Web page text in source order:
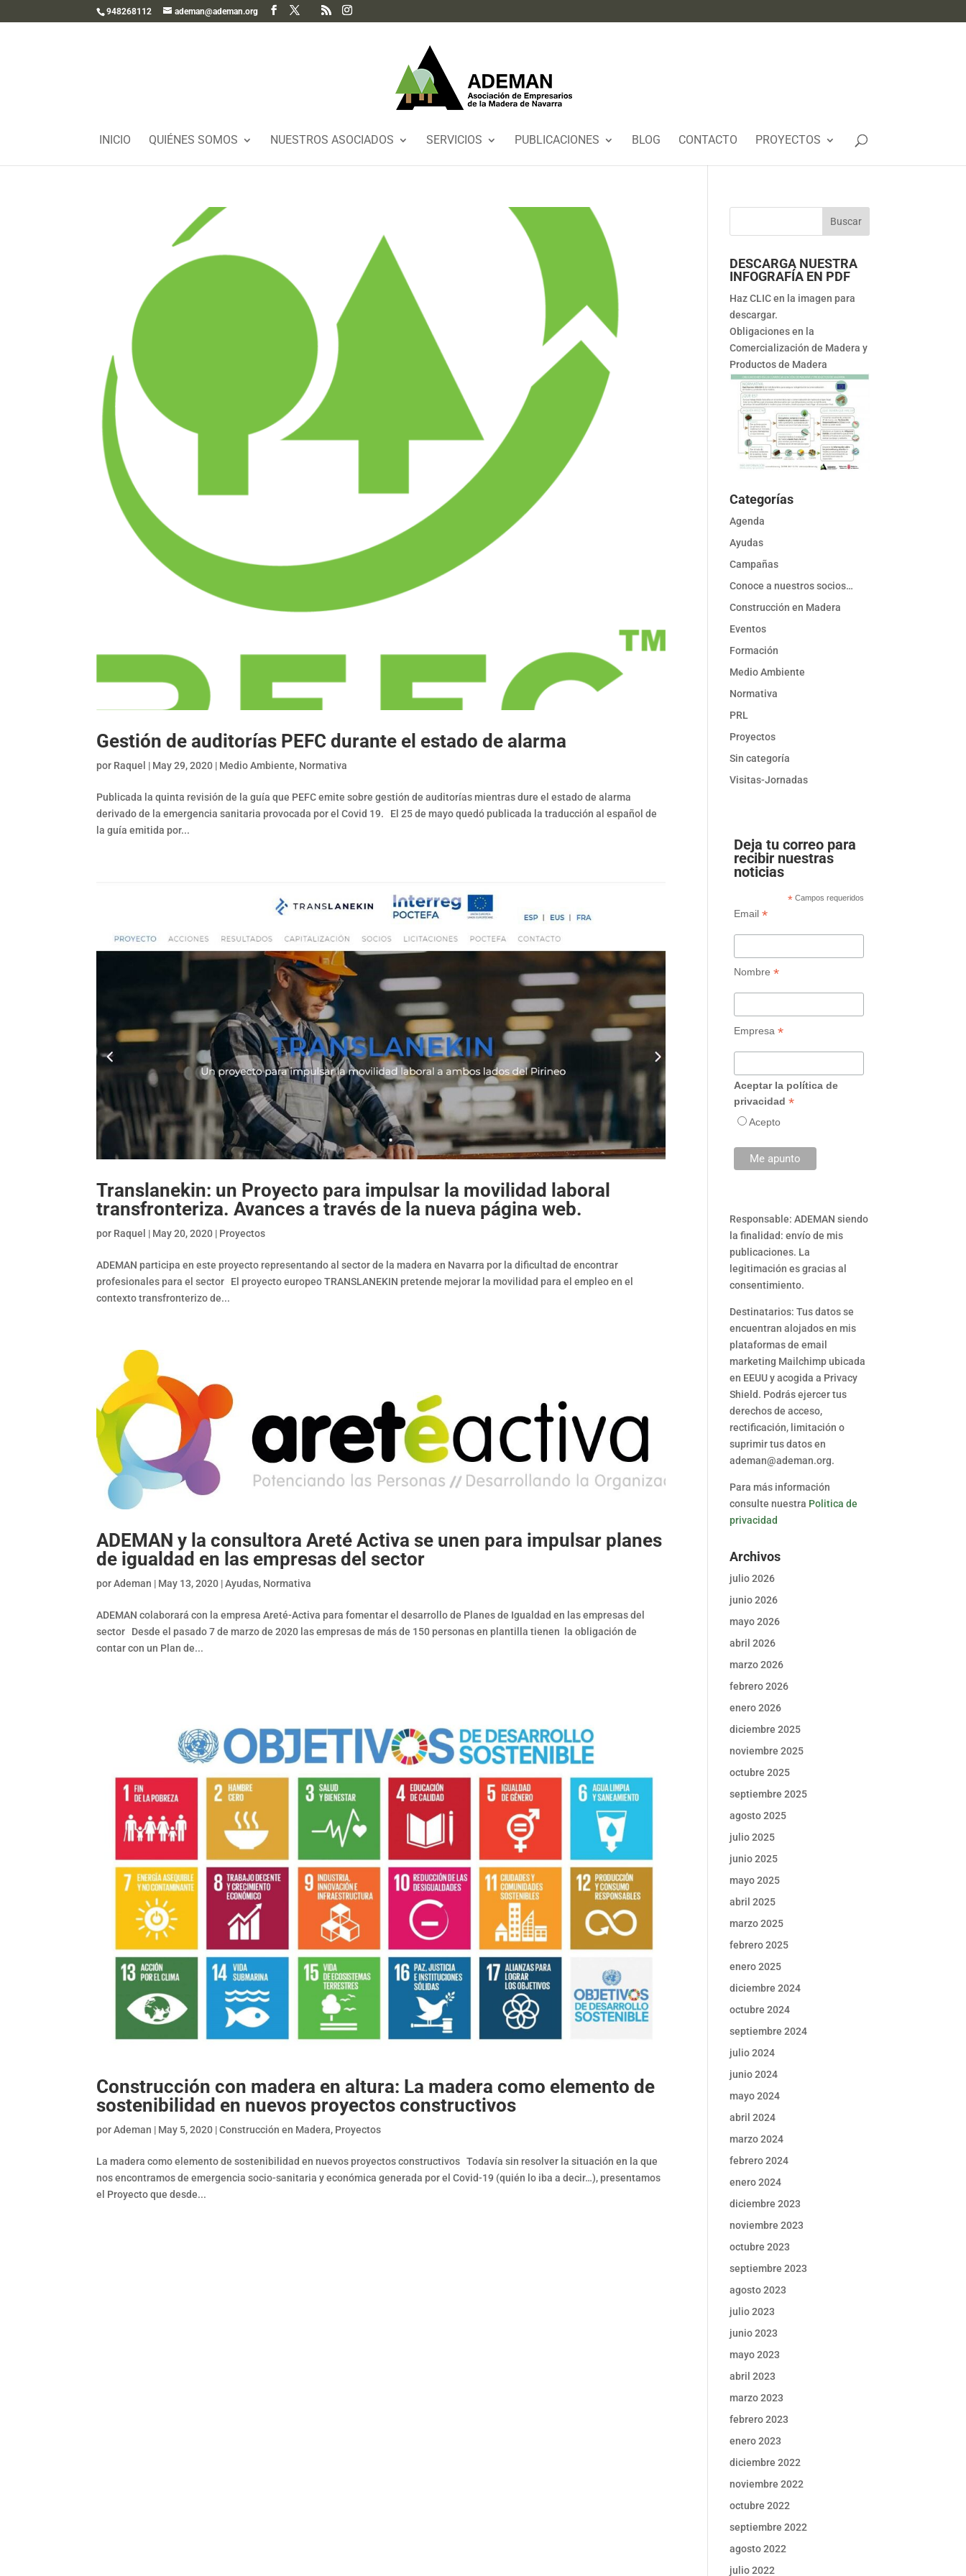
948268112 ademan@ademan.org
INICIO QUIÉNES SOMOS NUESTROS ASOCIADOS SERVICIOS PUBLICACIONES BLOG CONTACTO PROYECTOS
Gestión de auditorías PEFC durante el estado de alarma
por Raquel | May 29, 2020 | Medio Ambiente, Normativa
Publicada la quinta revisión de la guía que PEFC emite sobre gestión de auditorías mientras dure el estado de alarma
derivado de la emergencia sanitaria provocada por el Covid 19. El 25 de mayo quedó publicada la traducción al español de
la guía emitida por...
Translanekin: un Proyecto para impulsar la movilidad laboral
transfronteriza. Avances a través de la nueva página web.
por Raquel | May 20, 2020 | Proyectos
ADEMAN participa en este proyecto representando al sector de la madera en Navarra por la dificultad de encontrar
profesionales para el sector El proyecto europeo TRANSLANEKIN pretende mejorar la movilidad para el empleo en el
contexto transfronterizo de...
ADEMAN y la consultora Areté Activa se unen para impulsar planes
de igualdad en las empresas del sector
porAdeman | May 13, 2020 |Ayudas, Normativa
ADEMAN colaborará con la empresa Areté-Activa para fomentar el desarrollo de Planes de Igualdad en las empresas del
sector Desde el pasado 7 de marzo de 2020 las empresas de más de 150 personas en plantilla tienen la obligación de
contar con un Plan de...
Construcción con madera en altura: La madera como elemento de
sostenibilidad en nuevos proyectos constructivos
porAdeman | May 5, 2020 |Construcción en Madera, Proyectos
La madera como elemento de sostenibilidad en nuevos proyectos constructivos Todavía sin resolver la situación en la que
nos encontramos de emergencia socio-sanitaria y económica generada por el Covid-19 (quién lo iba a decir…), presentamos
el Proyecto que desde...
DESCARGA NUESTRA
INFOGRAFÍA EN PDF
Haz CLIC en la imagen para
descargar.
Obligaciones en la
Comercialización de Madera y
Productos de Madera
Categorías
Agenda
Ayudas
Campañas
Conoce a nuestros socios…
Construcción en Madera
Eventos
Formación
Medio Ambiente
Normativa
PRL
Proyectos
Sin categoría
Visitas-Jornadas
Deja tu correo para
recibir nuestras
noticias
* Campos requeridos
Email *
Nombre *
Empresa *
Aceptar la política de
privacidad *
Acepto
Responsable: ADEMAN siendo
la finalidad: envío de mis
publicaciones. La
legitimación es gracias al
consentimiento.
Destinatarios: Tus datos se
encuentran alojados en mis
plataformas de email
marketing Mailchimp ubicada
en EEUU y acogida a Privacy
Shield. Podrás ejercer tus
derechos de acceso,
rectificación, limitación o
suprimir tus datos en
ademan@ademan.org.
Para más información
consulte nuestra Politica de
privacidad
Archivos
julio 2026
junio 2026
mayo 2026
abril 2026
marzo 2026
febrero 2026
enero 2026
diciembre 2025
noviembre 2025
octubre 2025
septiembre 2025
agosto 2025
julio 2025
junio 2025
mayo 2025
abril 2025
marzo 2025
febrero 2025
enero 2025
diciembre 2024
octubre 2024
septiembre 2024
julio 2024
junio 2024
mayo 2024
abril 2024
marzo 2024
febrero 2024
enero 2024
diciembre 2023
noviembre 2023
octubre 2023
septiembre 2023
agosto 2023
julio 2023
junio 2023
mayo 2023
abril 2023
marzo 2023
febrero 2023
enero 2023
diciembre 2022
noviembre 2022
octubre 2022
septiembre 2022
agosto 2022
julio 2022